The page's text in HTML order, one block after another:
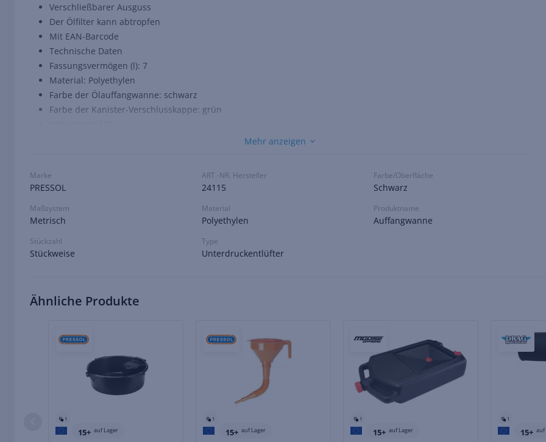
Verschließbarer Ausguss
Der Ölfilter kann abtropfen
Mit EAN-Barcode
Technische Daten
Fassungsvermögen (l): 7
Material: Polyethylen
Farbe der Ölauffangwanne: schwarz
Farbe der Kanister-Verschlusskappe: grün
Mehr anzeigen
Marke
PRESSOL
ART.-NR. Hersteller
24115
Farbe/Oberfläche
Schwarz
Maßsystem
Metrisch
Material
Polyethylen
Produktname
Auffangwanne
Stückzahl
Stückweise
Type
Unterdruckentlüfter
Ähnliche Produkte
1
15+ auf Lager
1
15+ auf Lager
1
15+ auf Lager
1
15+ auf